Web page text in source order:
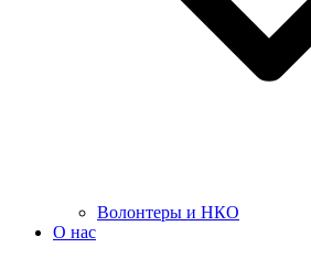
Волонтеры и НКО
О нас